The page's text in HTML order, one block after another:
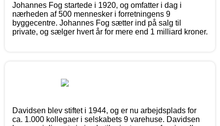
Johannes Fog startede i 1920, og omfatter i dag i
nærheden af 500 mennesker i forretningens 9
byggecentre. Johannes Fog sætter ind på salg til
private, og sælger hvert år for mere end 1 milliard kroner.
Davidsen blev stiftet i 1944, og er nu arbejdsplads for
ca. 1.000 kollegaer i selskabets 9 varehuse. Davidsen